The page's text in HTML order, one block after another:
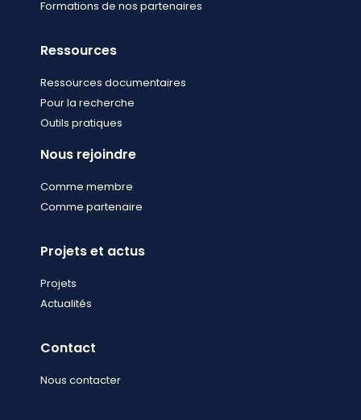
Formations de nos partenaires
Ressources
Ressources documentaires
Pour la recherche
Outils pratiques
Nous rejoindre
Comme membre
Comme partenaire
Projets et actus
Projets
Actualités
Contact
Nous contacter